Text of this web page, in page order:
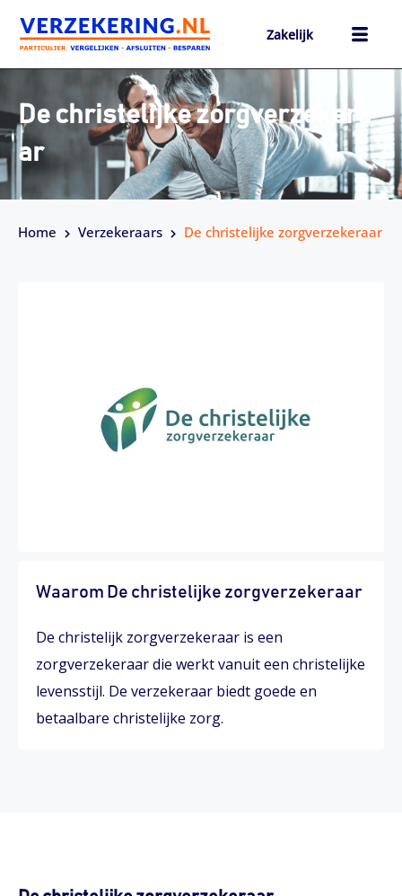
naar
inhoud
Zakelijk
De christelijke zorgverzekera
ar
Home Verzekeraars De christelijke zorgverzekeraar
Waarom De christelijke zorgverzekeraar
De christelijk zorgverzekeraar is een
zorgverzekeraar die werkt vanuit een christelijke
levensstijl. De verzekeraar biedt goede en
betaalbare christelijke zorg.